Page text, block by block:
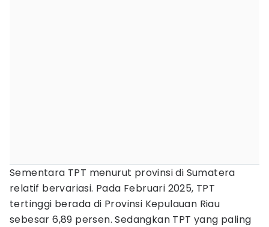
Sementara TPT menurut provinsi di Sumatera
relatif bervariasi. Pada Februari 2025, TPT
tertinggi berada di Provinsi Kepulauan Riau
sebesar 6,89 persen. Sedangkan TPT yang paling